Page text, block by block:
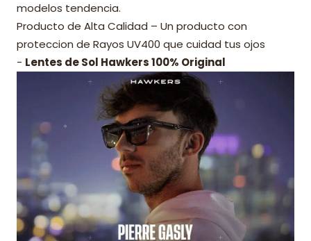
modelos tendencia.
Producto de Alta Calidad – Un producto con
proteccion de Rayos UV400 que cuidad tus ojos
- Lentes de Sol Hawkers 100% Original